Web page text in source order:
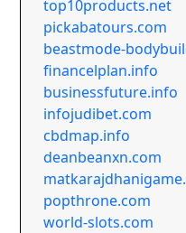
top10products.net
pickabatours.com
beastmode-
financelplan.info
businessfuture.info
infojudibet.com
cbdmap.info
deanbeanxn.com
popthrone.com
world-slots.com